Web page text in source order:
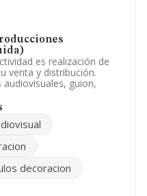
es realización de
venta y distribución.
guion,
compra, venta y
decoracion y regalo. La
'Actividades de
mercados exteriores.
Producciones
tiene domicilio fiscal en
decoracion